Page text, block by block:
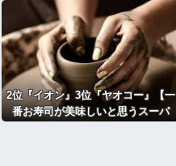
2位『イオン』3位『ヤオコー』【一
番お寿司が美味しいと思うスーパ